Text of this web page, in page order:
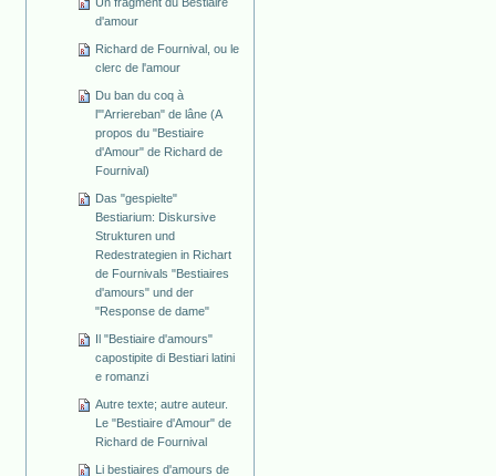
Un fragment du Bestiaire
d'amour
Richard de Fournival, ou le
clerc de l'amour
Du ban du coq à
l'"Arriereban" de lâne (A
propos du "Bestiaire
d'Amour" de Richard de
Fournival)
Das "gespielte"
Bestiarium: Diskursive
Strukturen und
Redestrategien in Richart
de Fournivals "Bestiaires
d'amours" und der
"Response de dame"
Il "Bestiaire d'amours"
capostipite di Bestiari latini
e romanzi
Autre texte; autre auteur.
Le "Bestiaire d'Amour" de
Richard de Fournival
Li bestiaires d'amours de